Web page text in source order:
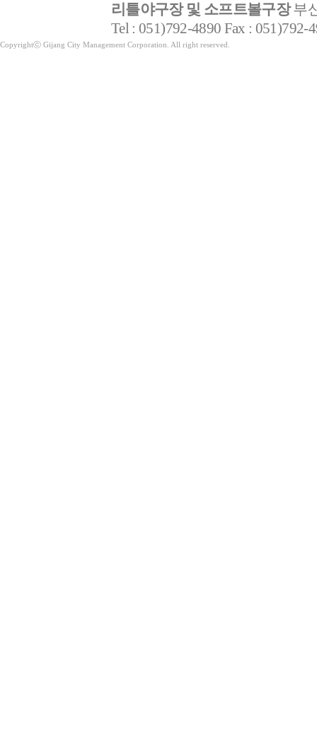
리틀야구장 및 소프트볼구장부
Tel : 051)792-4890 Fax : 051)792-
Copyrightⓒ Gijang City Management Corporation. All right reserved.